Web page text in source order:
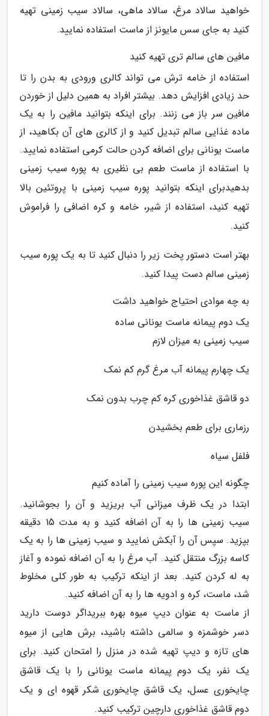
خواهید سالاد مرغ، سالاد ماهی، سالاد سیب زمینی تهیه
کنید به جای سس مایونز از ماست استفاده نمایید.
مافین های سالم تری تهیه کنید
استفاده از خامه ترش می تواند کالری ورودی به بدن را تا
حد زیادی افزایش دهد. بیشتر افراد به همین دلیل از خوردن
مافین سر باز می زنند. برای اینکه بتوانید مافین را به یک
ماده غذایی سالم تبدیل کنید و از کالری های آن بکاهید، از
ماست یونانی برای اضافه کردن حالت کرمی استفاده نمایید.
با استفاده از ماست طعم بی نظیری به پوره سیب زمینی
بدهیدبرای اینکه بتوانید پوره سیب زمینی با پروتئین بالا
تهیه کنید، استفاده از شیر، خامه و کره اضافی را فراموش
کنید.
بهتر است دستور پخت زیر را دنبال کنید تا به یک پوره سیب
زمینی سالم دست پیدا کنید.
به چه موادی احتیاج خواهید داشت
یک دوم پیمانه ماست یونانی ساده
سیب زمینی به میزان لازم
یک چهارم پیمانه آب مرغ گرم کم نمک
دو قاشق غذاخوری کره کم چرب بدون نمک
رزماری برای طعم بخشیدن
فلفل سیاه
چگونه این پوره سیب زمینی را آماده کنیم
ابتدا در یک ظرف میزانی آب بریزید و آن را بجوشانید.
سیب زمینی ها را به آن اضافه کنید و به مدت 15 دقیقه
بپزید. سپس آن را آبکش نمایید و سیب زمینی ها را به یک
کاسه بزرگ منتقل کنید. آب مرغ را به آن اضافه نموده و آغاز
به له کردن کنید. بعد از اینکه ترکیب به طور کلی مخلوط
شد، ماست، کره و ادویه ها را به آن اضافه کنید.
از ماست به عنوان دیپ میوه بهره ببریداگر دوست دارید
دسر خوشمزه و سالمی داشته باشید، برش هایی از میوه
های تازه و دیپ تهیه شده در منزل را امتحان کنید. برای
یک نفر، یک دوم پیمانه ماست یونانی را با یک قاشق
چایخوری عسل، یک قاشق چایخوری شکر قهوه ای و یک
دوم قاشق غذاخوری دارچین ترکیب کنید.